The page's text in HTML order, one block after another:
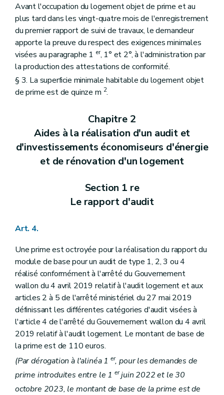
Avant l'occupation du logement objet de prime et au
plus tard dans les vingt-quatre mois de l'enregistrement
du premier rapport de suivi de travaux, le demandeur
apporte la preuve du respect des exigences minimales
visées au paragraphe 1 er, 1° et 2°, à l'administration par
la production des attestations de conformité.
§ 3. La superficie minimale habitable du logement objet
de prime est de quinze m 2.
Chapitre 2
Aides à la réalisation d'un audit et
d'investissements économiseurs d'énergie
et de rénovation d'un logement
Section 1 re
Le rapport d'audit
Art. 4.
Une prime est octroyée pour la réalisation du rapport du
module de base pour un audit de type 1, 2, 3 ou 4
réalisé conformément à l'arrêté du Gouvernement
wallon du 4 avril 2019 relatif à l'audit logement et aux
articles 2 à 5 de l'arrêté ministériel du 27 mai 2019
définissant les différentes catégories d'audit visées à
l'article 4 de l'arrêté du Gouvernement wallon du 4 avril
2019 relatif à l'audit logement. Le montant de base de
la prime est de 110 euros.
(Par dérogation à l'alinéa 1 er, pour les demandes de
prime introduites entre le 1 erjuin 2022 et le 30
octobre 2023, le montant de base de la prime est de